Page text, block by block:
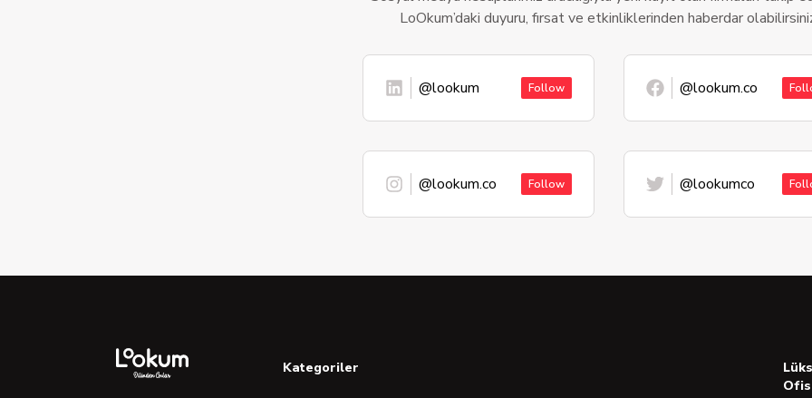
LoOkum’daki duyuru, fırsat ve etkinliklerinden haberdar
@lookum Follow @lookum.co
@lookum.co Follow @lookumco
Kategoriler
Ofis